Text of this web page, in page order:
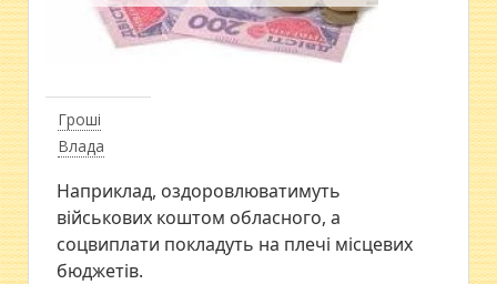
Гроші
Влада
Наприклад, оздоровлюватимуть
військових коштом обласного, а
соцвиплати покладуть на плечі місцевих
бюджетів.